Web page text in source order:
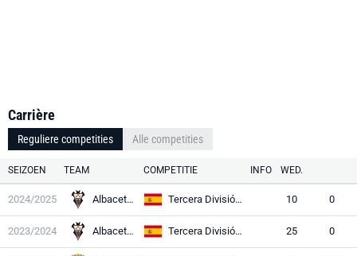
Carrière
Reguliere competities Alle competities
SEIZOEN TEAM COMPETITIE INFO WED.
2024/2025 Albacete II Tercera División RFEF 10 0
2023/2024 Albacete II Tercera División RFEF 25 0